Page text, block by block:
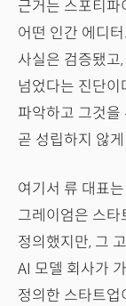
근거는 스포티파
어떤 인간 에디
사실은 검증됐고
넘었다는 진단
파악하고 그것
곧 성립하지 않
여기서 류 대표
그레이엄은 스
정의했지만, 그
AI 모델 회사가
정의한 스타트업